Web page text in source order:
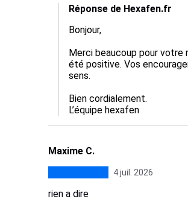
Réponse de Hexafen.fr
Bonjour,
Merci beaucoup pour votre
été positive. Vos
sens.
Bien cordialement.
L’équipe hexafen
Maxime C.
4 juil. 2026
rien a dire